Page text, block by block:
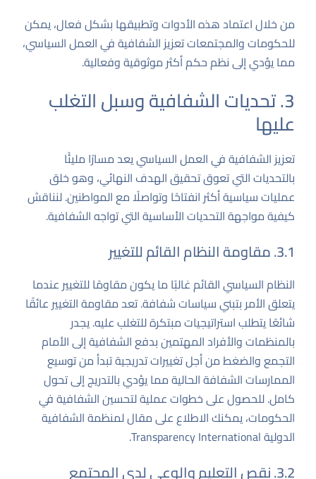
من خلال اعتماد هذه الأدوات وتطبيقها بشكل فعال، يمكن
للحكومات والمجتمعات تعزيز الشفافية في العمل السياسي،
مما يؤدي إلى نظم حكم أكثر موثوقية وفعالية.
3. تحديات الشفافية وسبل التغلب
عليها
تعزيز الشفافية في العمل السياسي يعد مسارًا مليئًا
بالتحديات التي تعوق تحقيق الهدف النهائي، وهو خلق
عمليات سياسية أكثر انفتاحًا وتواصلًا مع المواطنين. لنناقش
كيفية مواجهة التحديات الأساسية التي تواجه الشفافية.
3.1. مقاومة النظام القائم للتغيير
النظام السياسي القائم غالبًا ما يكون مقاومًا للتغيير عندما
يتعلق الأمر بتبني سياسات شفافة. تعد مقاومة التغيير عائقًا
شائعًا يتطلب استراتيجيات مبتكرة للتغلب عليه. يجدر
بالمنظمات والأفراد المهتمين بدفع الشفافية إلى الأمام
التجمع والضغط من أجل تغييرات تدريجية تبدأ من توسيع
الممارسات الشفافة الحالية مما يؤدي بالتدريج إلى تحول
كامل. للحصول على خطوات عملية لتحسين الشفافية في
الحكومات، يمكنك الاطلاع على مقال لمنظمة الشفافية
الدوليةTransparency International
.
3.2. نقص التعليم والوعي لدى المجتمع